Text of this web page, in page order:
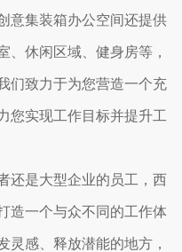
意集装箱办公空间还提供
、休闲区域、健身房等，
们致力于为您营造一个充
您实现工作目标并提升工
还是大型企业的员工，西
造一个与众不同的工作体
灵感、释放潜能的地方，